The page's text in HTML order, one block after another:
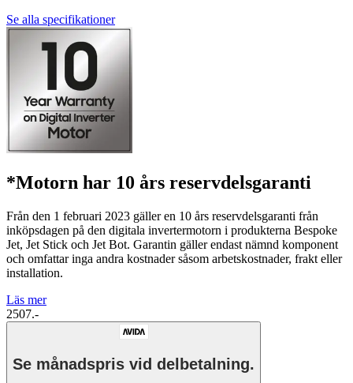
Se alla specifikationer
*Motorn har 10 års reservdelsgaranti
Från den 1 februari 2023 gäller en 10 års reservdelsgaranti från
inköpsdagen på den digitala invertermotorn i produkterna Bespoke
Jet, Jet Stick och Jet Bot. Garantin gäller endast nämnd komponent
och omfattar inga andra kostnader såsom arbetskostnader, frakt eller
installation.
Läs mer
2507.-
Se månadspris vid delbetalning.